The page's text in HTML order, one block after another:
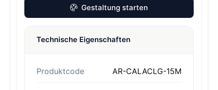
Gestaltung starten
Technische Eigenschaften
Produktcode AR-CALACLG-15M